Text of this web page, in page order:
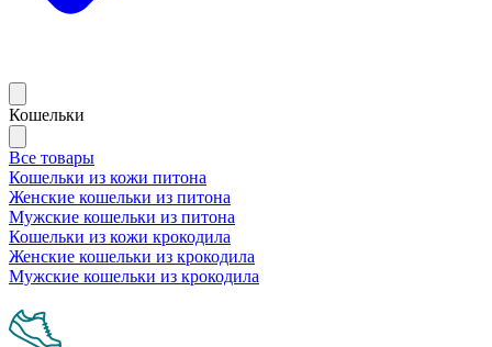
Кошельки
Все товары
Кошельки из кожи питона
Женские кошельки из питона
Мужские кошельки из питона
Кошельки из кожи крокодила
Женские кошельки из крокодила
Мужские кошельки из крокодила